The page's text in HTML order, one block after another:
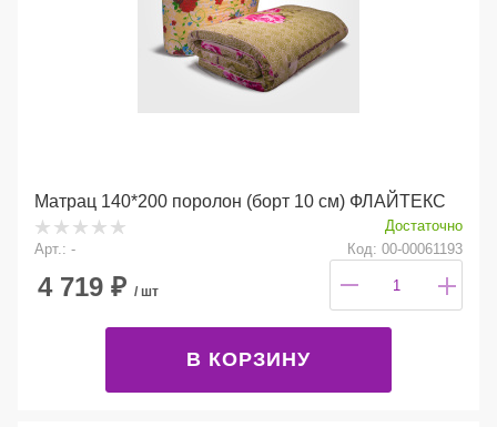
Матрац 140*200 поролон (борт 10 см) ФЛАЙТЕКС
Достаточно
Арт.: -
Код: 00-00061193
4 719 ₽ / шт
В КОРЗИНУ